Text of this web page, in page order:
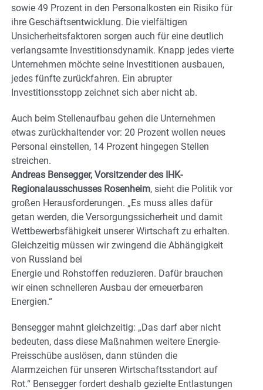
sowie 49 Prozent in den Personalkosten ein Risiko für
ihre Geschäftsentwicklung. Die vielfältigen
Unsicherheitsfaktoren sorgen auch für eine deutlich
verlangsamte Investitionsdynamik. Knapp jedes vierte
Unternehmen möchte seine Investitionen ausbauen,
jedes fünfte zurückfahren. Ein abrupter
Investitionsstopp zeichnet sich aber nicht ab.
Auch beim Stellenaufbau gehen die Unternehmen
etwas zurückhaltender vor: 20 Prozent wollen neues
Personal einstellen, 14 Prozent hingegen Stellen
streichen.
Andreas Bensegger, Vorsitzender des IHK-
Regionalausschusses Rosenheim, sieht die Politik vor
großen Herausforderungen. „Es muss alles dafür
getan werden, die Versorgungssicherheit und damit
Wettbewerbsfähigkeit unserer Wirtschaft zu erhalten.
Gleichzeitig müssen wir zwingend die Abhängigkeit
von Russland bei
Energie und Rohstoffen reduzieren. Dafür brauchen
wir einen schnelleren Ausbau der erneuerbaren
Energien.“
Bensegger mahnt gleichzeitig: „Das darf aber nicht
bedeuten, dass diese Maßnahmen weitere Energie-
Preisschübe auslösen, dann stünden die
Alarmzeichen für unseren Wirtschaftsstandort auf
Rot.“ Bensegger fordert deshalb gezielte Entlastungen